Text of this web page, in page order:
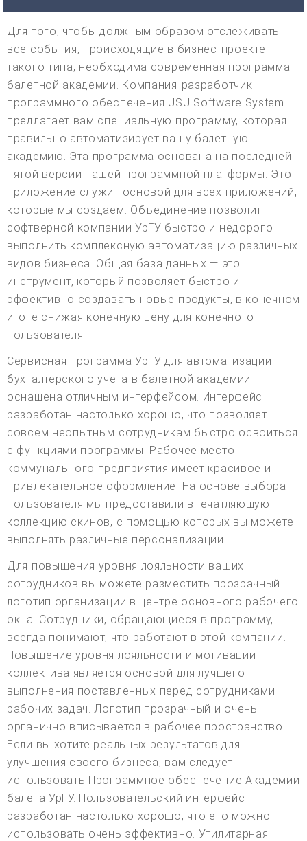
Для того, чтобы должным образом отслеживать
все события, происходящие в бизнес-проекте
такого типа, необходима современная программа
балетной академии. Компания-разработчик
программного обеспечения USU Software System
предлагает вам специальную программу, которая
правильно автоматизирует вашу балетную
академию. Эта программа основана на последней
пятой версии нашей программной платформы. Это
приложение служит основой для всех приложений,
которые мы создаем. Объединение позволит
софтверной компании УрГУ быстро и недорого
выполнить комплексную автоматизацию различных
видов бизнеса. Общая база данных — это
инструмент, который позволяет быстро и
эффективно создавать новые продукты, в конечном
итоге снижая конечную цену для конечного
пользователя.
Сервисная программа УрГУ для автоматизации
бухгалтерского учета в балетной академии
оснащена отличным интерфейсом. Интерфейс
разработан настолько хорошо, что позволяет
совсем неопытным сотрудникам быстро освоиться
с функциями программы. Рабочее место
коммунального предприятия имеет красивое и
привлекательное оформление. На основе выбора
пользователя мы предоставили впечатляющую
коллекцию скинов, с помощью которых вы можете
выполнять различные персонализации.
Для повышения уровня лояльности ваших
сотрудников вы можете разместить прозрачный
логотип организации в центре основного рабочего
окна. Сотрудники, обращающиеся в программу,
всегда понимают, что работают в этой компании.
Повышение уровня лояльности и мотивации
коллектива является основой для лучшего
выполнения поставленных перед сотрудниками
рабочих задач. Логотип прозрачный и очень
органично вписывается в рабочее пространство.
Если вы хотите реальных результатов для
улучшения своего бизнеса, вам следует
использовать Программное обеспечение Академии
балета УрГУ. Пользовательский интерфейс
разработан настолько хорошо, что его можно
использовать очень эффективно. Утилитарная